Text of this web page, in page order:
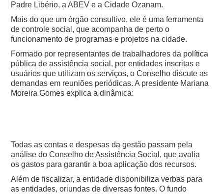
Padre Libério, a ABEV e a Cidade Ozanam.
Mais do que um órgão consultivo, ele é uma ferramenta
de controle social, que acompanha de perto o
funcionamento de programas e projetos na cidade.
Formado por representantes de trabalhadores da política
pública de assistência social, por entidades inscritas e
usuários que utilizam os serviços, o Conselho discute as
demandas em reuniões periódicas. A presidente Mariana
Moreira Gomes explica a dinâmica:
Todas as contas e despesas da gestão passam pela
análise do Conselho de Assistência Social, que avalia
os gastos para garantir a boa aplicação dos recursos.
Além de fiscalizar, a entidade disponibiliza verbas para
as entidades, oriundas de diversas fontes. O fundo